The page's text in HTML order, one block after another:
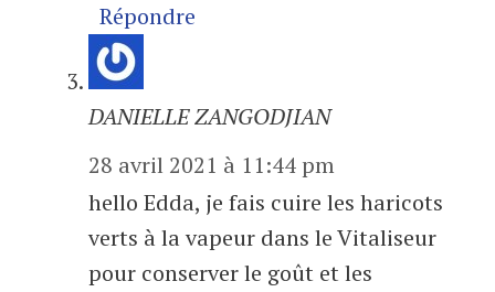
Répondre
DANIELLE ZANGODJIAN
28 avril 2021 à 11:44 pm
hello Edda, je fais cuire les haricots
verts à la vapeur dans le Vitaliseur
pour conserver le goût et les